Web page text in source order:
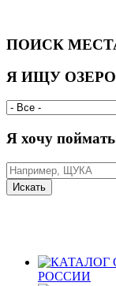
ПОИСК
Я ИЩУ ОЗЕРО
Я хочу
РОССИИ